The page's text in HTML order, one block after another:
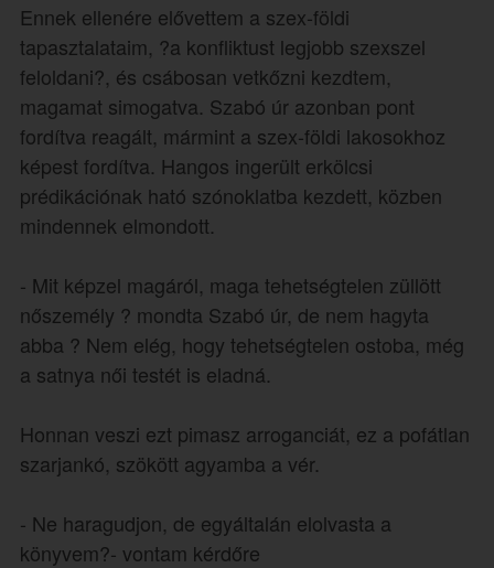
Ennek ellenére elővettem a szex-földi
tapasztalataim, ?a konfliktust legjobb szexszel
feloldani?, és csábosan vetkőzni kezdtem,
magamat simogatva. Szabó úr azonban pont
fordítva reagált, mármint a szex-földi lakosokhoz
képest fordítva. Hangos ingerült erkölcsi
prédikációnak ható szónoklatba kezdett, közben
mindennek elmondott.
- Mit képzel magáról, maga tehetségtelen züllött
nőszemély ? mondta Szabó úr, de nem hagyta
abba ? Nem elég, hogy tehetségtelen ostoba, még
a satnya női testét is eladná.
Honnan veszi ezt pimasz arroganciát, ez a pofátlan
szarjankó, szökött agyamba a vér.
- Ne haragudjon, de egyáltalán elolvasta a
könyvem?- vontam kérdőre